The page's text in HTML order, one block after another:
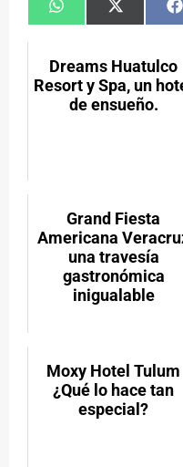
Compartir
en
Compartir
en
(Twitter)
Dreams Huatulco
Resort y Spa, un
de ensueño.
Grand Fiesta
Americana
una travesía
gastronómica
inigualable
Moxy Hotel Tulum
¿Qué lo hace tan
especial?